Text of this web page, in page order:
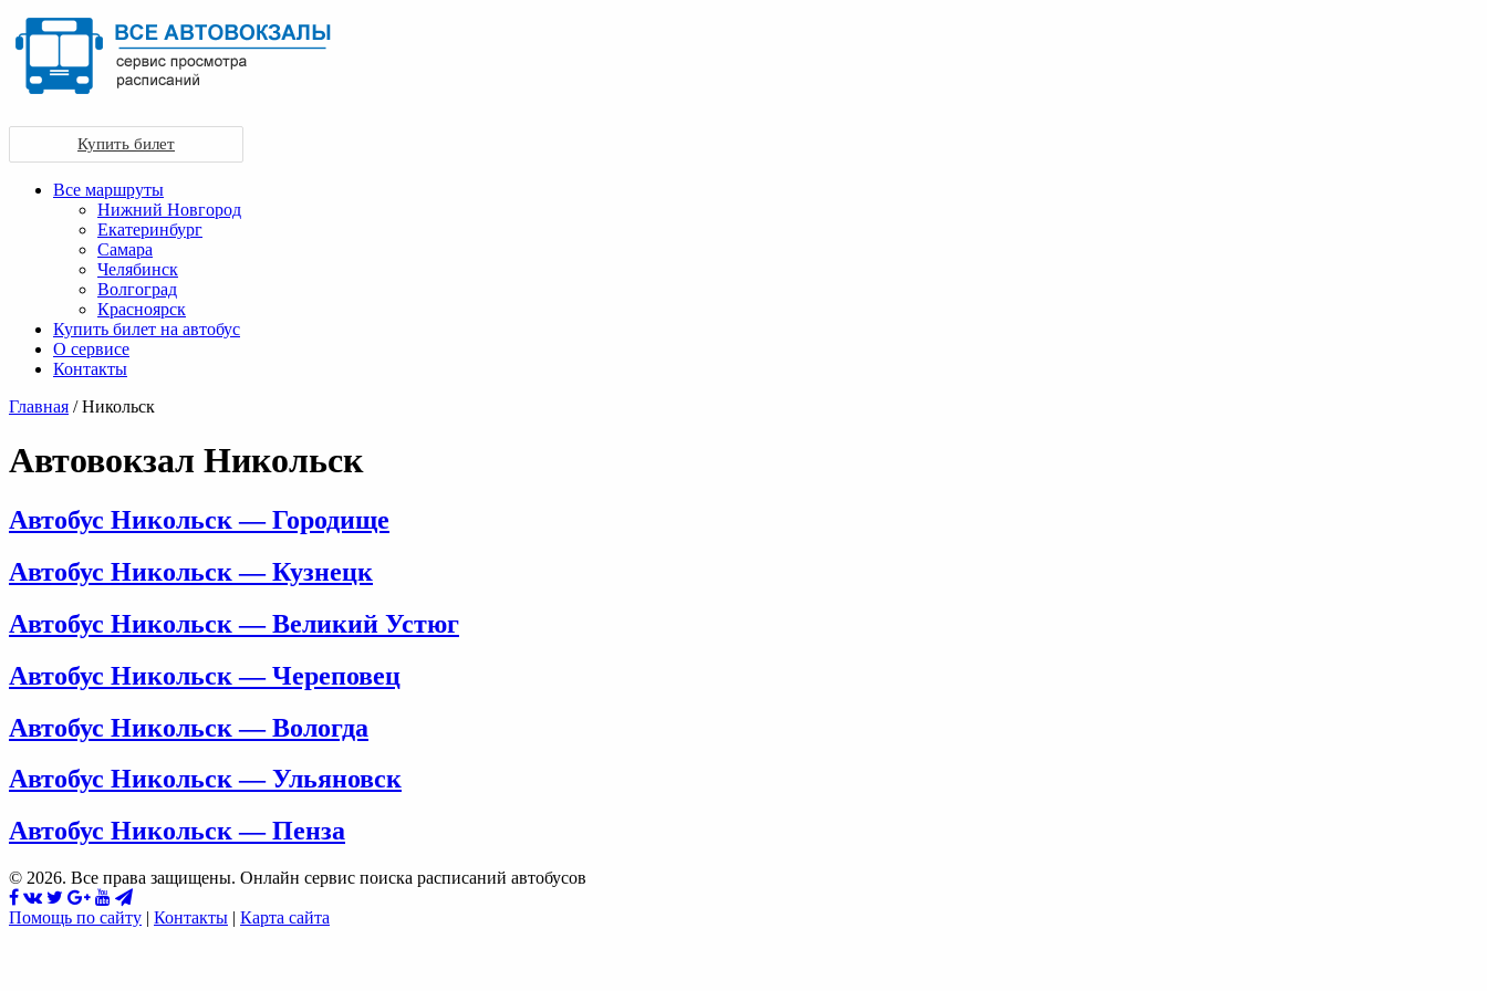
Купить билет
Все маршруты
Нижний Новгород
Екатеринбург
Самара
Челябинск
Волгоград
Красноярск
Купить билет на автобус
О сервисе
Контакты
Главная / Никольск
Автовокзал Никольск
Автобус Никольск — Городище
Автобус Никольск — Кузнецк
Автобус Никольск — Великий Устюг
Автобус Никольск — Череповец
Автобус Никольск — Вологда
Автобус Никольск — Ульяновск
Автобус Никольск — Пенза
© 2026. Все права защищены. Онлайн сервис поиска расписаний автобусов
Помощь по сайту | Контакты | Карта сайта